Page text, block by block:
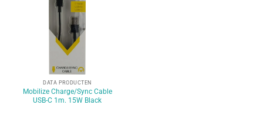
DATA PRODUCTEN
Mobilize Charge/Sync Cable
USB-C 1m. 15W Black